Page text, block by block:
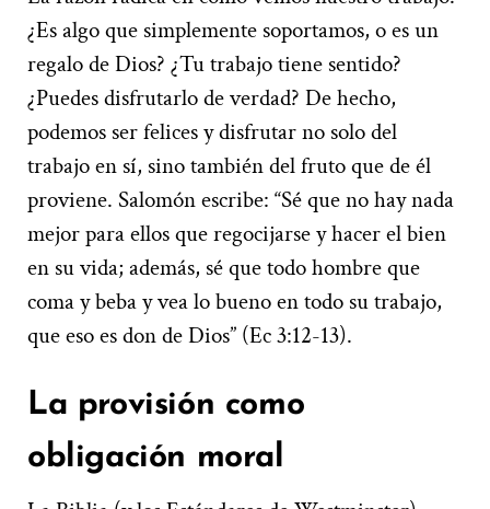
¿Es algo que simplemente soportamos, o es un
regalo de Dios? ¿Tu trabajo tiene sentido?
¿Puedes disfrutarlo de verdad? De hecho,
podemos ser felices y disfrutar no solo del
trabajo en sí, sino también del fruto que de él
proviene. Salomón escribe: “Sé que no hay nada
mejor para ellos que regocijarse y hacer el bien
en su vida; además, sé que todo hombre que
coma y beba y vea lo bueno en todo su trabajo,
que eso es don de Dios” (Ec 3:12-13).
La provisión como
obligación moral